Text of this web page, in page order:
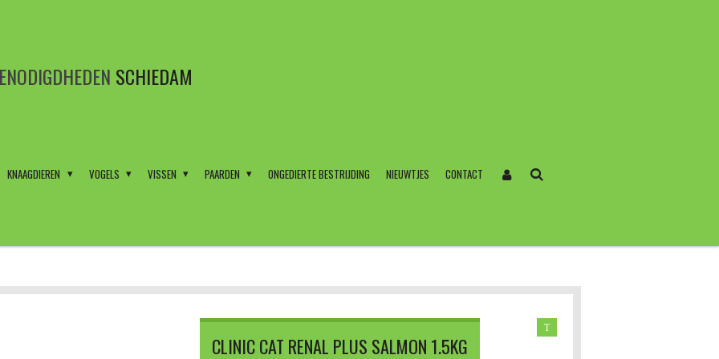
SCHIEDAM
KNAAGDIEREN VOGELS VISSEN PAARDEN ONGEDIERTE BESTRIJDING NIEUWTJES CONTACT
CLINIC CAT RENAL PLUS SALMON 1.5KG
T